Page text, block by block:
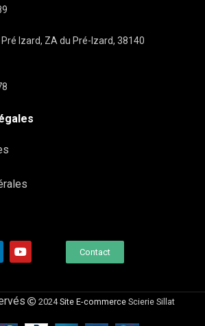
Izard, ZA du Pré-Izard, 38140
Contact
2024Site E-commerce Scierie Sillat